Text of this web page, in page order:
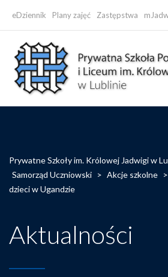
eDziennik Plany zajęć Zastępstwa
Prywatne Szkoły im. Królowej Jadwigi w
Samorząd Uczniowski > Akcje szkolne >
dzieci w Ugandzie
Aktualności